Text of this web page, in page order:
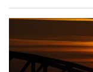
ELLÁTÁSI LÁNC